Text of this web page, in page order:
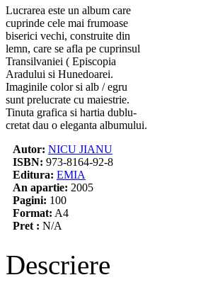
Lucrarea este un album care
cuprinde cele mai frumoase
biserici vechi, construite din
lemn, care se afla pe cuprinsul
Transilvaniei ( Episcopia
Aradului si Hunedoarei.
Imaginile color si alb / egru
sunt prelucrate cu maiestrie.
Tinuta grafica si hartia dublu-
cretat dau o eleganta albumului.
Autor: NICU JIANU
ISBN: 973-8164-92-8
Editura: EMIA
An apartie: 2005
Pagini: 100
Format: A4
Pret : N/A
Descriere